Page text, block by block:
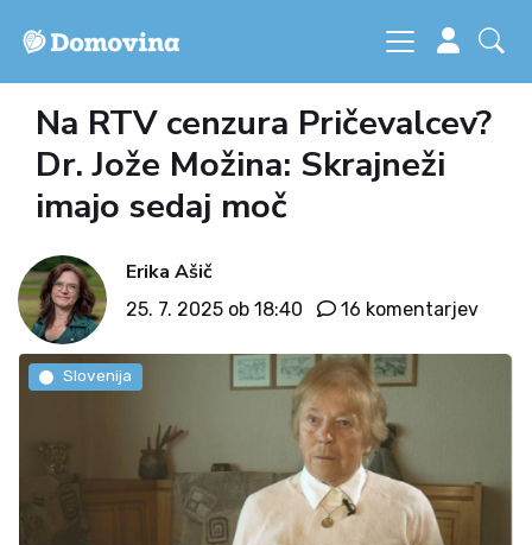
Na RTV cenzura Pričevalcev?
Dr. Jože Možina: Skrajneži
imajo sedaj moč
Erika Ašič
25. 7. 2025 ob 18:40 16 komentarjev
Slovenija